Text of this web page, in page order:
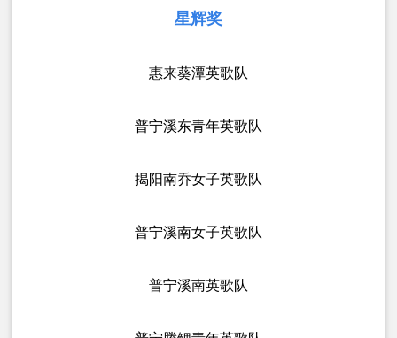
星辉奖
惠来葵潭英歌队
普宁溪东青年英歌队
揭阳南乔女子英歌队
普宁溪南女子英歌队
普宁溪南英歌队